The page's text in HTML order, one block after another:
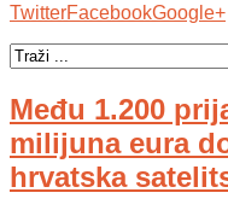
TwitterFacebookGoogle+
Među 1.200
milijuna eura
hrvatska